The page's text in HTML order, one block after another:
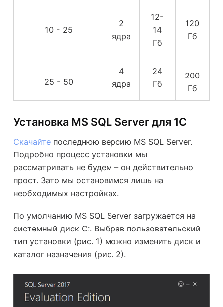
10 - 25
2
ядра
12-
14
Гб
120
Гб
25 - 50
4
ядра
24
Гб
200
Гб
Установка MS SQL Server для 1С
Скачайтепоследнюю версию MS SQL Server.
Подробно процесс установки мы
рассматривать не будем – он действительно
прост. Зато мы остановимся лишь на
необходимых настройках.
По умолчанию MS SQL Server загружается на
системный диск С:. Выбрав пользовательский
тип установки (рис. 1) можно изменить диск и
каталог назначения (рис. 2).